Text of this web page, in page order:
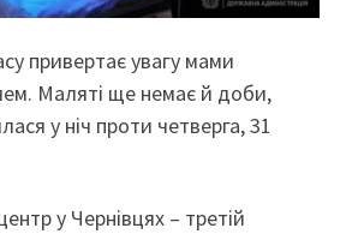
привертає увагу мами
Маляті ще немає й доби,
у ніч проти четверга, 31
у Чернівцях – третій